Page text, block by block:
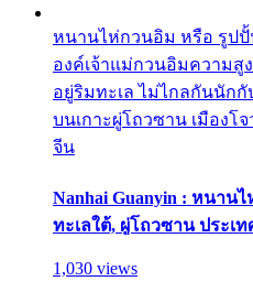
หนานไห่กวนอิม หรือ รูปปั้
องค์เจ้าแม่กวนอิมความสู
อยู่ริมทะเล ไม่ไกลกันนักกั
บนเกาะผู่โถวซาน เมืองโ
จีน
Nanhai Guanyin : หนาน
ทะเลใต้, ผู่โถวซาน ประเ
1,030 views